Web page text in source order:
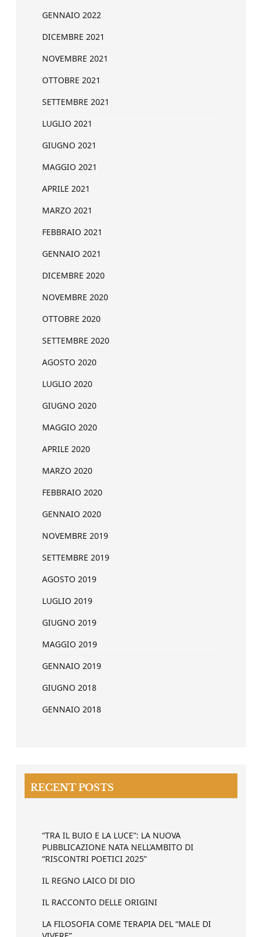
GENNAIO 2022
DICEMBRE 2021
NOVEMBRE 2021
OTTOBRE 2021
SETTEMBRE 2021
LUGLIO 2021
GIUGNO 2021
MAGGIO 2021
APRILE 2021
MARZO 2021
FEBBRAIO 2021
GENNAIO 2021
DICEMBRE 2020
NOVEMBRE 2020
OTTOBRE 2020
SETTEMBRE 2020
AGOSTO 2020
LUGLIO 2020
GIUGNO 2020
MAGGIO 2020
APRILE 2020
MARZO 2020
FEBBRAIO 2020
GENNAIO 2020
NOVEMBRE 2019
SETTEMBRE 2019
AGOSTO 2019
LUGLIO 2019
GIUGNO 2019
MAGGIO 2019
GENNAIO 2019
GIUGNO 2018
GENNAIO 2018
RECENT POSTS
“TRA IL BUIO E LA LUCE”: LA NUOVA
PUBBLICAZIONE NATA NELL’AMBITO DI
“RISCONTRI POETICI 2025”
IL REGNO LAICO DI DIO
IL RACCONTO DELLE ORIGINI
LA FILOSOFIA COME TERAPIA DEL “MALE DI